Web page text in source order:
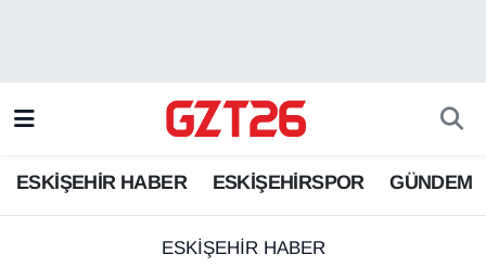
ESKİŞEHİR HABER ESKİŞEHİRSPOR GÜNDEM
ESKİŞEHİR HABER
ESKİŞEHİRSPOR
GÜNDEM
Odunpazarı Trafik Yoğunluk Haritası
Süper Lig Puan Durumu ve Fikstür
Tüm Manşetler